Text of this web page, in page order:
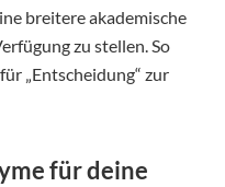
breitere akademische
zu stellen. So
„Entscheidung“ zur
für deine